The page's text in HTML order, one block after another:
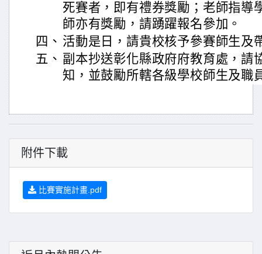
死賽者，即有禮券獎勵；老師指導
師亦有獎勵，請踴躍報名參加。
四、 活動是日，請貴校核予參賽師生及
五、 副本抄送彰化縣政府府教育處，請
知，並鼓勵所轄各級學校師生及職
附件下載
比賽實施計畫.pdf